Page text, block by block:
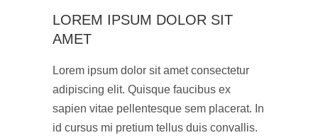
LOREM IPSUM DOLOR SIT
AMET
Lorem ipsum dolor sit amet consectetur
adipiscing elit. Quisque faucibus ex
sapien vitae pellentesque sem placerat. In
id cursus mi pretium tellus duis convallis.